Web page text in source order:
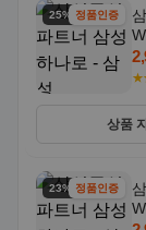
25% 할인정품인증
상품
23% 할인정품인증